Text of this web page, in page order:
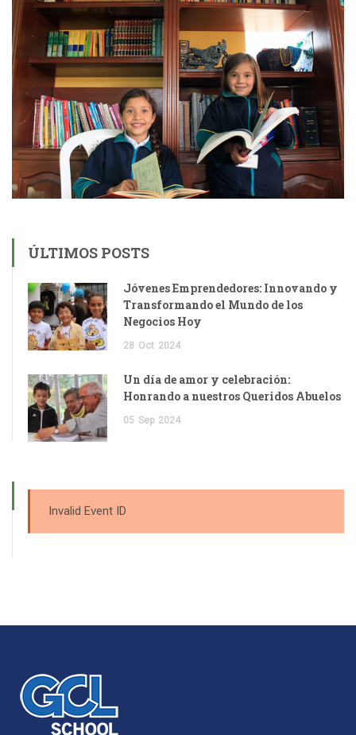
ÚLTIMOS POSTS
Jóvenes Emprendedores: Innovando y
Transformando el Mundo de los
Negocios Hoy
28 Oct 2024
Un día de amor y celebración:
Honrando a nuestros Queridos Abuelos
05 Sep 2024
Invalid Event ID